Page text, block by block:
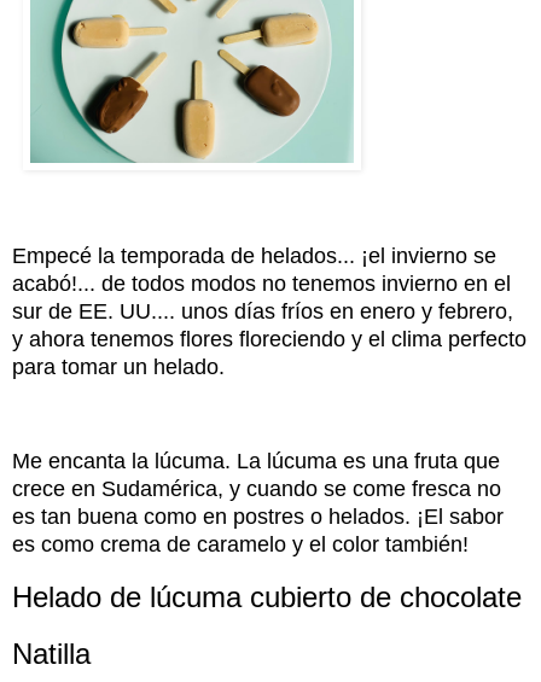
Empecé la temporada de helados... ¡el invierno se
acabó!... de todos modos no tenemos invierno en el
sur de EE. UU.... unos días fríos en enero y febrero,
y ahora tenemos flores floreciendo y el clima perfecto
para tomar un helado.
Me encanta la lúcuma. La lúcuma es una fruta que
crece en Sudamérica, y cuando se come fresca no
es tan buena como en postres o helados. ¡El sabor
es como crema de caramelo y el color también!
Helado de lúcuma cubierto de chocolate
Natilla